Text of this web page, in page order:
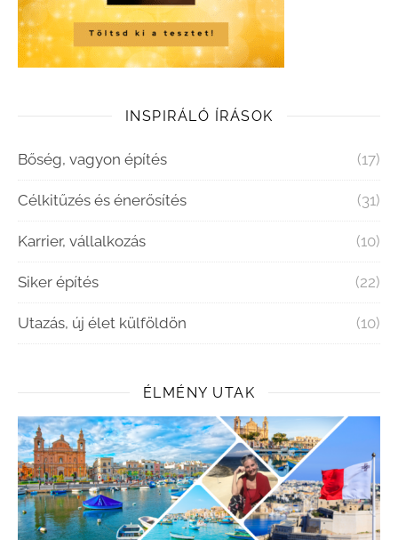
INSPIRÁLÓ ÍRÁSOK
Bőség, vagyon építés (17)
Célkitűzés és énerősítés (31)
Karrier, vállalkozás (10)
Siker építés (22)
Utazás, új élet külföldön (10)
ÉLMÉNY UTAK